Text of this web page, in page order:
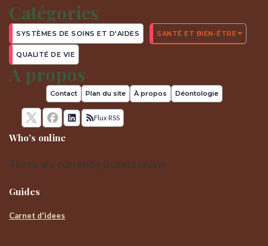
Catégories
SYSTÈMES DE SOINS ET D'AIDES SANTÉ ET BIEN-ÊTRE
QUALITÉ DE VIE
A propos
Contact Plan du site À propos Déontologie
Flux RSS
Who's online
There are currently 0 users online.
Guides
Carnet d'idees